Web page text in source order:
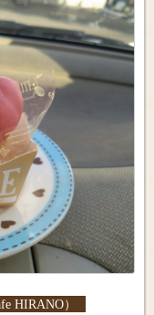
HIRANO）